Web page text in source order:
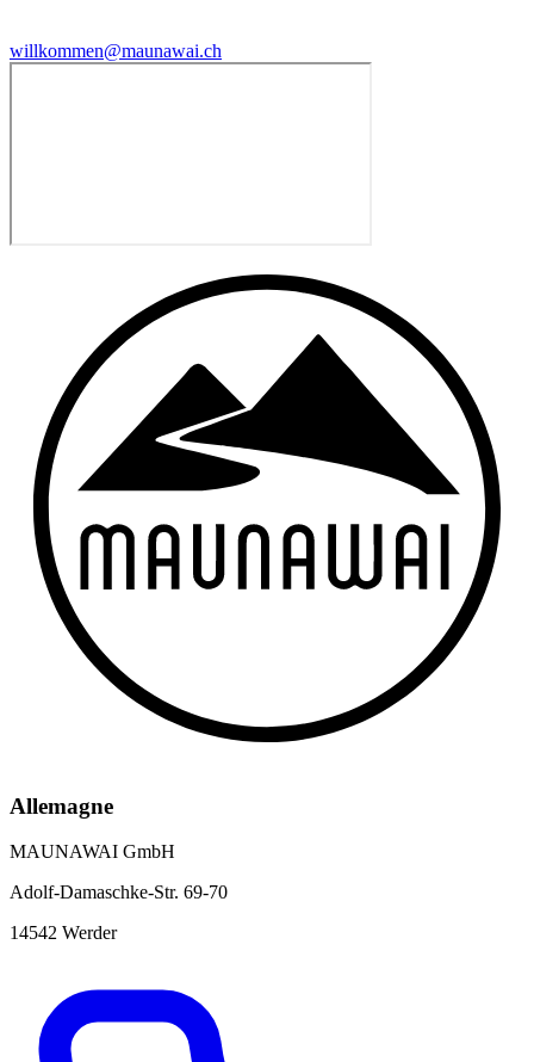
willkommen@maunawai.ch
Allemagne
MAUNAWAI GmbH
Adolf-Damaschke-Str. 69-70
14542 Werder